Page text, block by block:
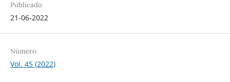
Publicado
21-06-2022
Número
Vol. 45 (2022)